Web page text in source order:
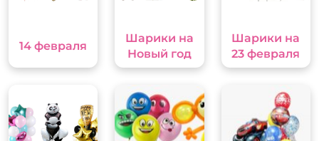
14 февраля
Шарики на
Новый год
Шарики на
23 февраля